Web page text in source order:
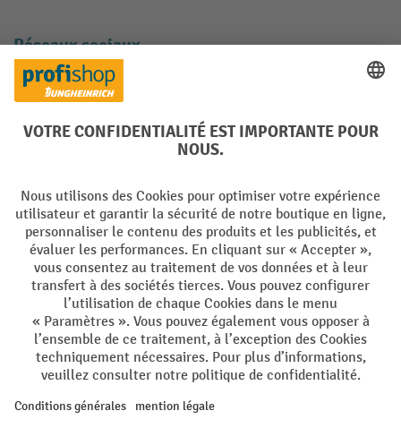
Réseaux sociaux
Facebook
YouTube
LinkedInInstagram
Conditions générales de vente Mentions Légales
Protection des Données Politique de cookies
All prices excl. VAT plusshipping costsand possible delivery charges,
if not stated otherwise.
s'applique pas aux prix spéciaux. Il n'est pas possible de le combiner